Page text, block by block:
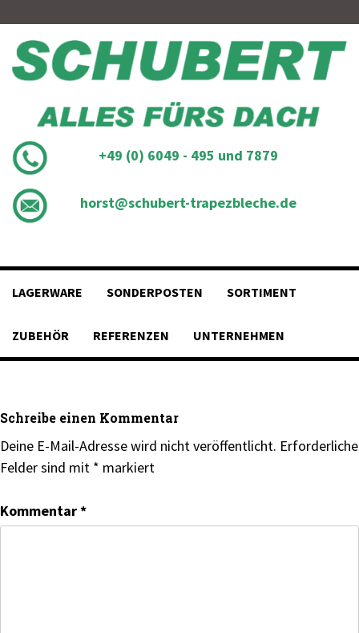
content
+49 (0) 6049 - 495 und 7879
horst@schubert-trapezbleche.de
LAGERWARE SONDERPOSTEN SORTIMENT
ZUBEHÖR REFERENZEN UNTERNEHMEN
Schreibe einen Kommentar
Deine E-Mail-Adresse wird nicht veröffentlicht. Erforderliche
Felder sind mit * markiert
Kommentar*